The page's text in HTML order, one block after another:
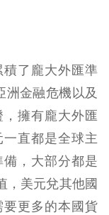
了龐大外匯準
洲金融危機以及
擁有龐大外匯
直都是全球主
，大部分都是
，美元兌其他國
更多的本國貨